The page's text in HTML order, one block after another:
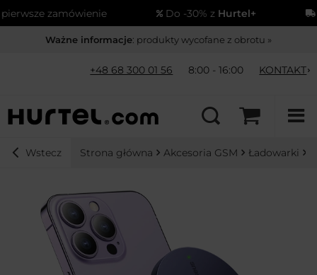
Do -30% zHurtel+ Wysyłka
Ważne informacje: produkty wycofane z obrotu »
+48 68 300 01 56 8:00 - 16:00 KONTAKT
Wstecz Strona główna Akcesoria GSM Ładowarki